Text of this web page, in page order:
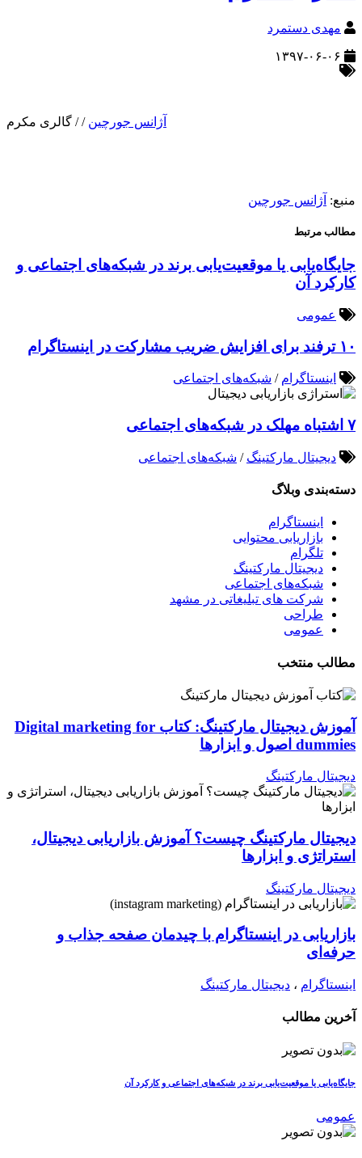
مهدی دستمرد
آژانس جورچین /
/ گالری مکرم
منبع: آژانس جورچین
مطالب مرتبط
جایگاه‌یابی یا موقعیت‌یابی برند در شبکه‌های اجتماعی و
کارکرد آن
عمومی
۱۰ ترفند برای افزایش ضریب مشارکت در اینستاگرام
اینستاگرام / شبکه‌های اجتماعی
۷ اشتباه مهلک در شبکه‌های اجتماعی
دیجیتال مارکتینگ / شبکه‌های اجتماعی
دسته‌بندی وبلاگ
اینستاگرام
بازاریابی محتوایی
تلگرام
دیجیتال مارکتینگ
شبکه‌های اجتماعی
شرکت های تبلیغاتی در مشهد
طراحی
عمومی
مطالب منتخب
آموزش دیجیتال مارکتینگ: کتاب Digital marketing for
dummies اصول و ابزارها
دیجیتال مارکتینگ
دیجیتال مارکتینگ چیست؟ آموزش بازاریابی دیجیتال،
استراتژی و ابزارها
دیجیتال مارکتینگ
بازاریابی در اینستاگرام با چیدمان صفحه جذاب و
حرفه‌ای
اینستاگرام ، دیجیتال مارکتینگ
آخرین مطالب
جایگاه‌یابی یا موقعیت‌یابی برند در شبکه‌های اجتماعی و کارکرد آن
عمومی